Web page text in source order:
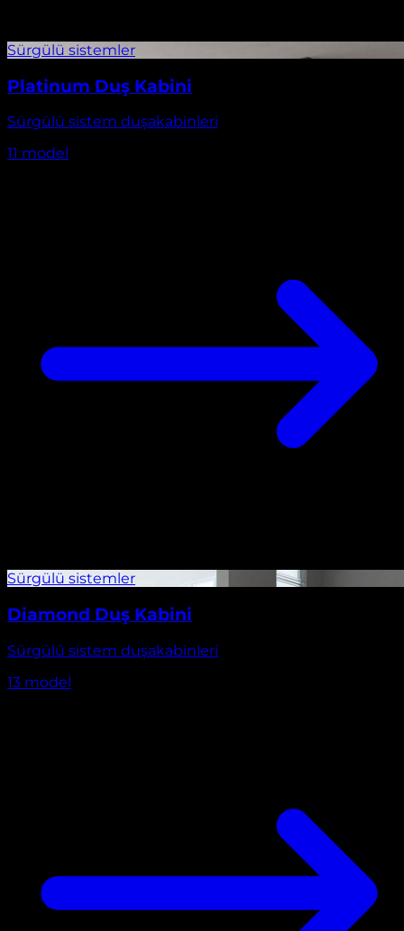
Platinum Duş Kabini
Sürgülü sistem duşakabinleri
11 model
Diamond Duş Kabini
Sürgülü sistem duşakabinleri
13 model